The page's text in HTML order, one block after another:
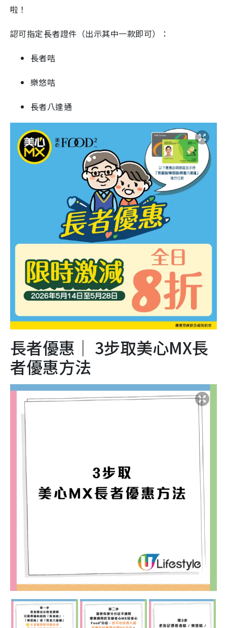
啦！
認可指定長者證件（出示其中一款即可）：
長者咭
樂悠咭
長者八達通
長者優惠｜ 3步取美心MX長
者優惠方法